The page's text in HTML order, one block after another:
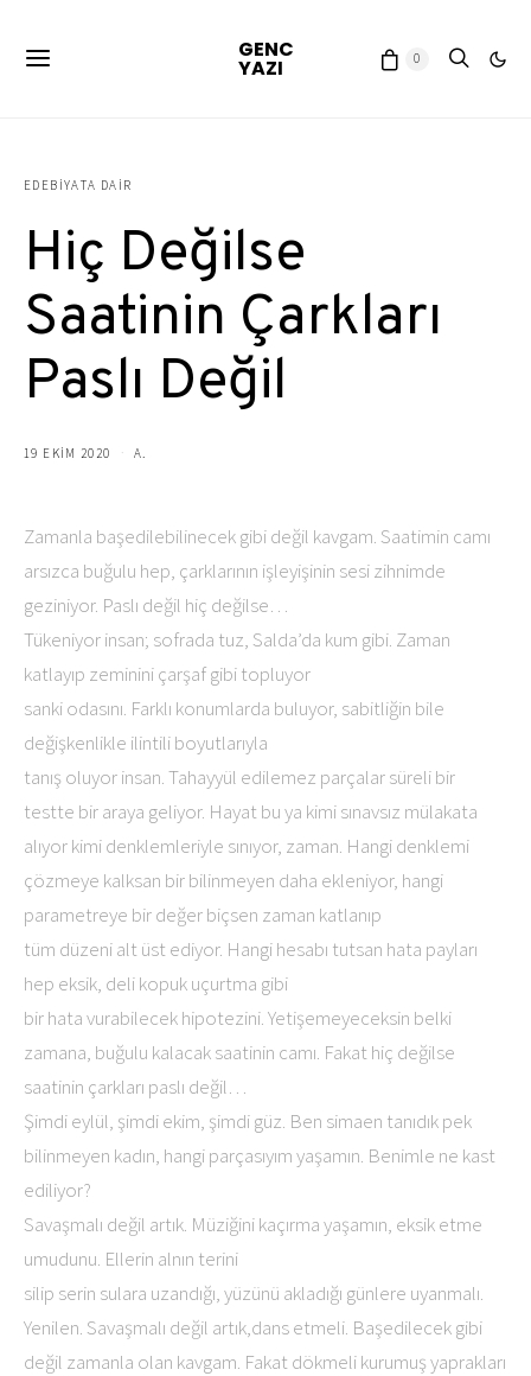
GENC
YAZI 0
EDEBIYATA DAIR
Hiç Değilse
Saatinin Çarkları
Paslı Değil
19 EKIM 2020 A.
Zamanla başedilebilinecek gibi değil kavgam. Saatimin camı
arsızca buğulu hep, çarklarının işleyişinin sesi zihnimde
geziniyor. Paslı değil hiç değilse…
Tükeniyor insan; sofrada tuz, Salda’da kum gibi. Zaman
katlayıp zeminini çarşaf gibi topluyor
sanki odasını. Farklı konumlarda buluyor, sabitliğin bile
değişkenlikle ilintili boyutlarıyla
tanış oluyor insan. Tahayyül edilemez parçalar süreli bir
testte bir araya geliyor. Hayat bu ya kimi sınavsız mülakata
alıyor kimi denklemleriyle sınıyor, zaman. Hangi denklemi
çözmeye kalksan bir bilinmeyen daha ekleniyor, hangi
parametreye bir değer biçsen zaman katlanıp
tüm düzeni alt üst ediyor. Hangi hesabı tutsan hata payları
hep eksik, deli kopuk uçurtma gibi
bir hata vurabilecek hipotezini. Yetişemeyeceksin belki
zamana, buğulu kalacak saatinin camı. Fakat hiç değilse
saatinin çarkları paslı değil…
Şimdi eylül, şimdi ekim, şimdi güz. Ben simaen tanıdık pek
bilinmeyen kadın, hangi parçasıyım yaşamın. Benimle ne kast
ediliyor?
Savaşmalı değil artık. Müziğini kaçırma yaşamın, eksik etme
umudunu. Ellerin alnın terini
silip serin sulara uzandığı, yüzünü akladığı günlere uyanmalı.
Yenilen. Savaşmalı değil artık,dans etmeli. Başedilecek gibi
değil zamanla olan kavgam. Fakat dökmeli kurumuş yaprakları